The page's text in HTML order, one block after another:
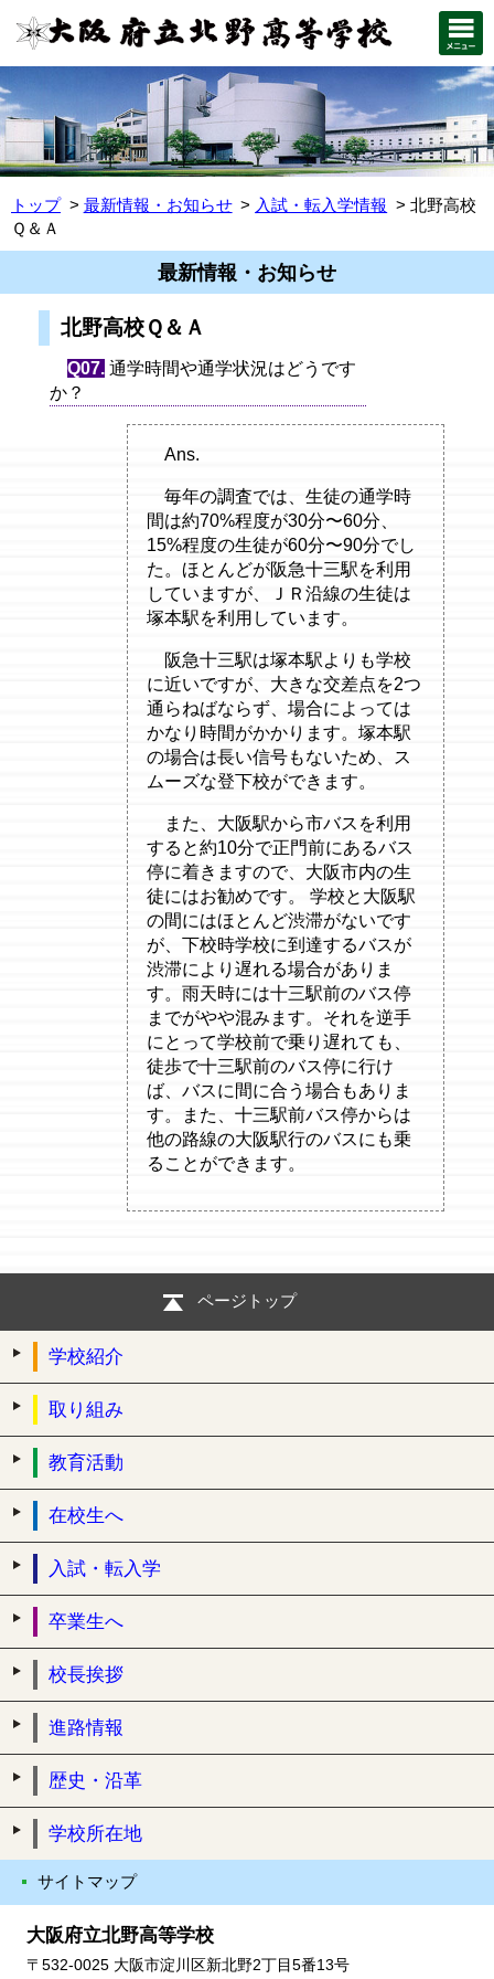
トップ 最新情報・お知らせ 入試・転入学情報
北野高校
Ｑ＆Ａ
最新情報・お知らせ
北野高校Ｑ＆Ａ
Q07.通学時間や通学状況はどうです
か？
Ans.
毎年の調査では、生徒の通学時
間は約70%程度が30分〜60分、
15%程度の生徒が60分〜90分でし
た。ほとんどが阪急十三駅を利用
していますが、ＪＲ沿線の生徒は
塚本駅を利用しています。
阪急十三駅は塚本駅よりも学校
に近いですが、大きな交差点を2つ
通らねばならず、場合によっては
かなり時間がかかります。塚本駅
の場合は長い信号もないため、ス
ムーズな登下校ができます。
また、大阪駅から市バスを利用
すると約10分で正門前にあるバス
停に着きますので、大阪市内の生
徒にはお勧めです。 学校と大阪駅
の間にはほとんど渋滞がないです
が、下校時学校に到達するバスが
渋滞により遅れる場合がありま
す。雨天時には十三駅前のバス停
までがやや混みます。それを逆手
にとって学校前で乗り遅れても、
徒歩で十三駅前のバス停に行け
ば、バスに間に合う場合もありま
す。また、十三駅前バス停からは
他の路線の大阪駅行のバスにも乗
ることができます。
ページトップ
学校紹介
取り組み
教育活動
在校生へ
入試・転入学
卒業生へ
校長挨拶
進路情報
歴史・沿革
学校所在地
サイトマップ
大阪府立北野高等学校
〒532-0025 大阪市淀川区新北野2丁目5番13号